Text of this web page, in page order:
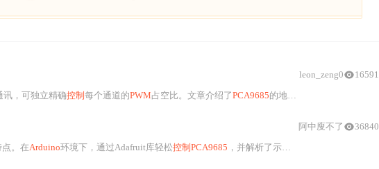
讯，可独立精确控制 每个通道的PWM占空比。文章介绍了PCA9685的地址设置、频率调整方法，以及如何通过写入寄存器设定脉冲宽度。提供了
leon_zeng0 16591
点。在Arduino环境下，通过Adafruit库轻松控制PCA9685 ，并解析了示例程序的关键函数。在STM32中，自定义IIC通信协议和
阿中廋不了 36840